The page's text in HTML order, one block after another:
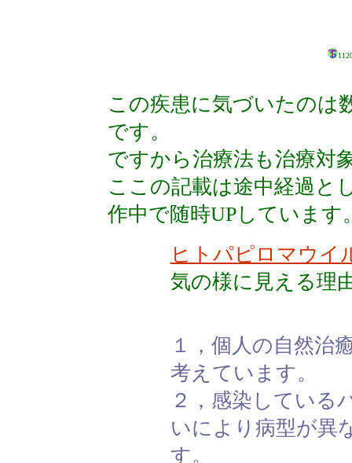
この疾患に気づいたのは
です。
ですから治療法も治療対
ここの記載は途中経過と
作中で随時UPしています
ヒトパピロマウイ
気の様に見える理
１，個人の自然治
考えています。
２，感染している
いにより病型が異
す。